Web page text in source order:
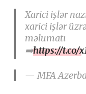
Xarici işlər
xarici işlər
məlumatı
➡️https://t.co/
— MFA